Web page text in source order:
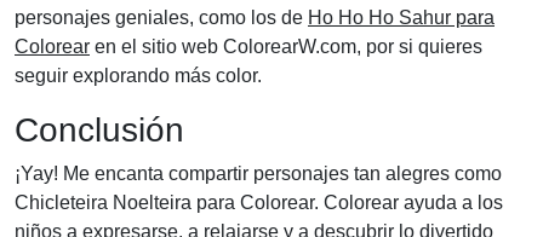
personajes geniales, como los de Ho Ho Ho Sahur para
Colorear en el sitio web ColorearW.com, por si quieres
seguir explorando más color.
Conclusión
¡Yay! Me encanta compartir personajes tan alegres como
Chicleteira Noelteira para Colorear. Colorear ayuda a los
niños a expresarse, a relajarse y a descubrir lo divertido